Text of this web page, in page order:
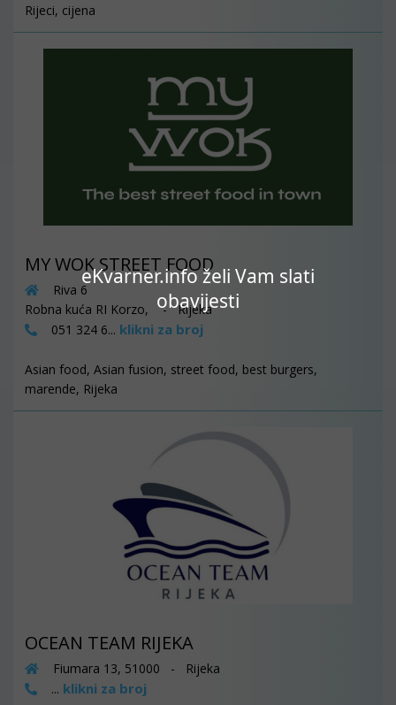
eKvarner.info želi Vam slati
obavijesti
Rijeci, cijena
MY WOK STREET FOOD
Riva 6
Robna kuća RI Korzo, - Rijeka
051 324 6... klikni za broj
Asian food, Asian fusion, street food, best burgers,
marende, Rijeka
OCEAN TEAM RIJEKA
Fiumara 13, 51000 - Rijeka
... klikni za broj